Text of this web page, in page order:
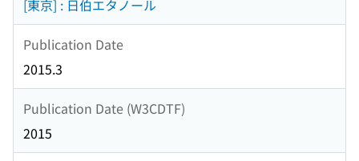
[東京] : 日伯エタノール
Publication Date
2015.3
Publication Date (W3CDTF)
2015